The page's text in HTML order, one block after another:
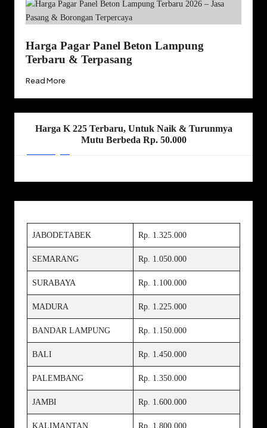
Harga Pagar Panel Beton Lampung
Terbaru & Terpasang
Read More
Harga K 225 Terbaru, Untuk Naik & Turunmya
Mutu Berbeda Rp. 50.000
JABODETABEK Rp. 1.325.000
SEMARANG Rp. 1.050.000
SURABAYA Rp. 1.100.000
MADURA Rp. 1.225.000
BANDAR LAMPUNG Rp. 1.150.000
BALI Rp. 1.450.000
PALEMBANG Rp. 1.350.000
JAMBI Rp. 1.600.000
KALIMANTAN Rp. 1.800.000